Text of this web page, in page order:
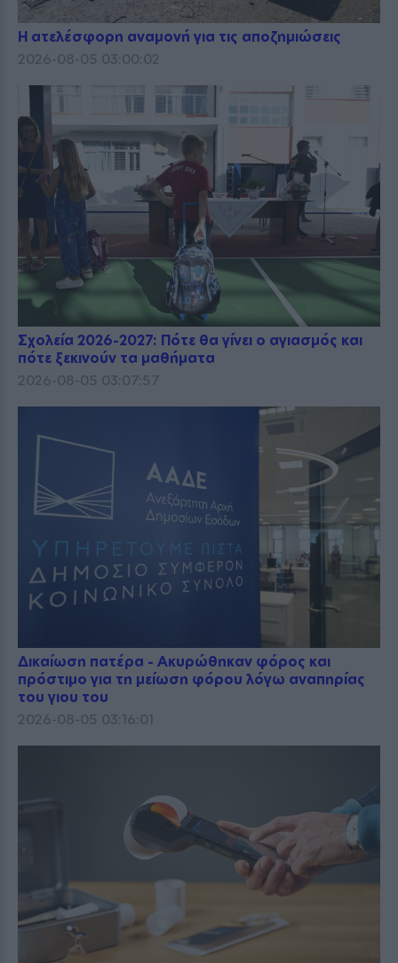
Η ατελέσφορη αναμονή για τις αποζημιώσεις
2026-08-05 03:00:02
Σχολεία 2026-2027: Πότε θα γίνει ο αγιασμός και
πότε ξεκινούν τα μαθήματα
2026-08-05 03:07:57
Δικαίωση πατέρα - Ακυρώθηκαν φόρος και
πρόστιμο για τη μείωση φόρου λόγω αναπηρίας
του γιου του
2026-08-05 03:16:01